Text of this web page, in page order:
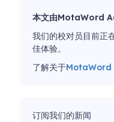
本文由MotaWord
我们的校对员目前正
佳体验。
了解关于MotaWord
订阅我们的新闻